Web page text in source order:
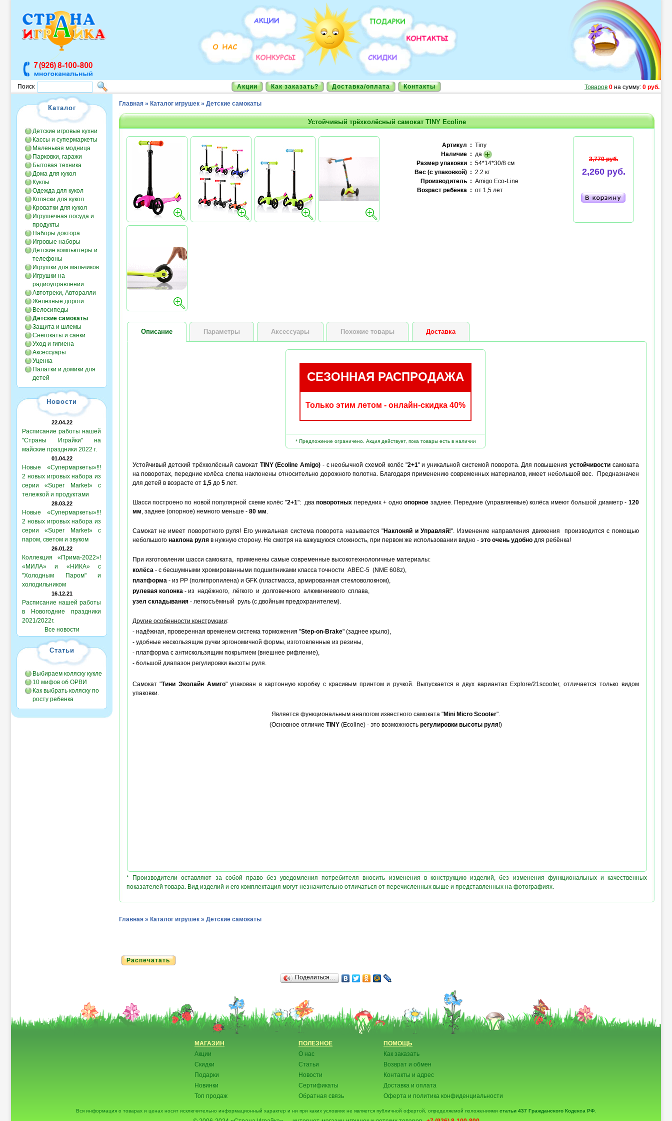
Поиск Акции Как заказать? Доставка/оплата Контакты Товаров 0 на сумму: 0 руб.
Каталог
Детские игровые кухни
Кассы и супермаркеты
Маленькая модница
Парковки, гаражи
Бытовая техника
Дома для кукол
Куклы
Одежда для кукол
Коляски для кукол
Кроватки для кукол
Игрушечная посуда и
продукты
Наборы доктора
Игровые наборы
Детские компьютеры и
телефоны
Игрушки для мальчиков
Игрушки на
радиоуправлении
Автотреки, Авторалли
Железные дороги
Велосипеды
Детские самокаты
Защита и шлемы
Снегокаты и санки
Уход и гигиена
Аксессуары
Уценка
Палатки и домики для
детей
Новости
22.04.22
Расписание работы нашей
"Страны Играйки" на
майские праздники 2022 г.
01.04.22
Новые «Супермаркеты»!!!
2 новых игровых набора из
серии «Super Market» с
тележкой и продуктами
28.03.22
Новые «Супермаркеты»!!!
2 новых игровых набора из
серии «Super Market» с
паром, светом и звуком
26.01.22
Коллекция «Прима-2022»!
«МИЛА» и «НИКА» с
"Холодным Паром" и
холодильником
16.12.21
Расписание нашей работы
в Новогодние праздники
2021/2022г.
Все новости
Статьи
Выбираем коляску кукле
10 мифов об ОРВИ
Как выбрать коляску по
росту ребенка
Главная » Каталог игрушек » Детские самокаты
Устойчивый трёхколёсный самокат TINY Ecoline
Артикул : Tiny
Наличие : да
Размер упаковки : 54*14*30/8 см
Вес (с упаковкой) : 2.2 кг
Производитель : Amigo Eco-Line
Возраст ребёнка : от 1,5 лет
3,770 руб.
2,260 руб.
Описание Параметры Аксессуары Похожие товары Доставка
СЕЗОННАЯ РАСПРОДАЖА
Только этим летом - онлайн-скидка 40%
* Предложение ограничено. Акция действует, пока товары есть в наличии
Устойчивый детский трёхколёсный самокат TINY (Ecoline Amigo) - с необычной схемой колёс "2+1" и уникальной системой поворота. Для повышения устойчивостисамоката
на поворотах, передние колёса слегка наклонены относительно дорожного полотна. Благодаря применению современных материалов, имеет небольшой вес. Предназначен
для детей в возрасте от 1,5до 5лет.
Шасси построено по новой популярной схеме колёс "2+1": дваповоротных передних + одноопорное заднее. Передние (управляемые) колёса имеют большой диаметр - 120
мм, заднее (опорное) немного меньше - 80 мм.
Самокат не имеет поворотного руля! Его уникальная система поворота называется "Наклоняй и Управляй!". Изменение направления движения производится с помощью
небольшого наклона руляв нужную сторону. Не смотря на кажущуюся сложность, при первом же использовании видно - это очень удобнодля ребёнка!
При изготовлении шасси самоката, применены самые современные высокотехнологичные материалы:
колёса- с бесшумными хромированными подшипниками класса точности ABEC-5 (NME 608z),
платформа- из PP (полипропилена) и GFK (пластмасса, армированная стекловолокном),
рулевая колонка- из надёжного, лёгкого и долговечного алюминиевого сплава,
узел складывания- легкосъёмный руль (с двойным предохранителем).
Другие особенности конструкции:
- надёжная, проверенная временем система торможения "Step-on-Brake" (заднее крыло),
- удобные нескользящие ручки эргономичной формы, изготовленные из резины,
- платформа с антискользящим покрытием (внешнее рифление),
- большой диапазон регулировки высоты руля.
Самокат "Тини Эколайн Амиго" упакован в картонную коробку с красивым принтом и ручкой. Выпускается в двух вариантах Explore/21scooter, отличается только видом
упаковки.
Является функциональным аналогом известного самоката "Mini Micro Scooter".
(Основное отличие TINY(Ecoline) - это возможность регулировки высоты руля!)
* Производители оставляют за собой право без уведомления потребителя вносить изменения в конструкцию изделий, без изменения функциональных и качественных
показателей товара. Вид изделий и его комплектация могут незначительно отличаться от перечисленных выше и представленных на фотографиях.
Главная » Каталог игрушек » Детские самокаты
Распечатать
Поделиться…
МАГАЗИН
Акции
Скидки
Подарки
Новинки
Топ продаж
ПОЛЕЗНОЕ
О нас
Статьи
Новости
Сертификаты
Обратная связь
ПОМОЩЬ
Как заказать
Возврат и обмен
Контакты и адрес
Доставка и оплата
Оферта и политика конфиденциальности
Вся информация о товарах и ценах носит исключительно информационный характер и ни при каких условиях не является публичной офертой, определяемой положениями статьи 437 Гражданского Кодекса РФ